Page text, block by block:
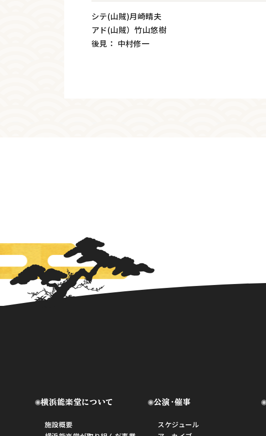
シテ(山賊)月崎晴夫
アド(山賊）竹山悠樹
後見： 中村修一
横浜能楽堂について
施設概要
公演・催事
スケジュール